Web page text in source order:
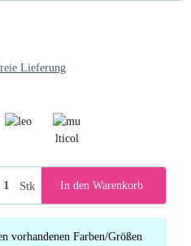
Lieferung
Stk In den Warenkorb
vorhandenen Farben/Größen